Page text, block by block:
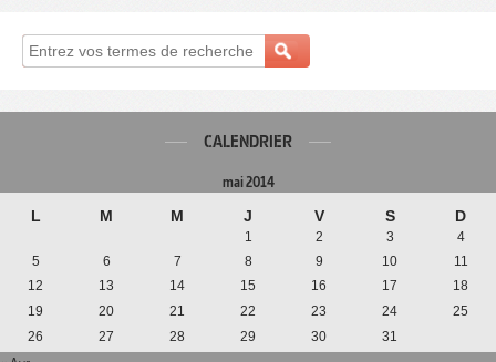
CALENDRIER
mai 2014
L M M J V S D
1 2 3
4
5
6 7 8 9 10
11
12
13 14 15 16 17
18
19
20 21 22 23 24
25
26
27 28 29 30 31